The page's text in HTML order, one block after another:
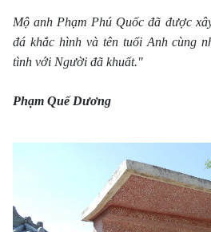
Mộ anh Phạm Phú Quốc đã được
đá khắc hình và tên tuổi Anh cùng
tình với Người đã khuất."
Phạm Quế Dương